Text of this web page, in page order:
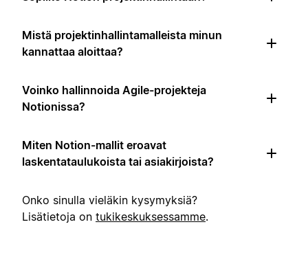
Mistä projektinhallintamalleista minun
kannattaa aloittaa?
Voinko hallinnoida Agile-projekteja
Notionissa?
Miten Notion-mallit eroavat
laskentataulukoista tai asiakirjoista?
Onko sinulla vieläkin kysymyksiä?
Lisätietoja on tukikeskuksessamme.